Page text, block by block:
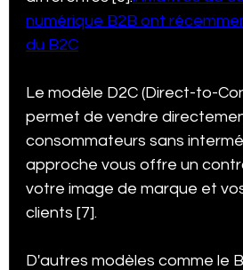
numérique B2B ont
du B2C
Le modèle D2C (Direct-to-
permet de vendre
consommateurs sans
approche vous offre un
votre image de marque et
clients [7].
D'autres modèles comme le